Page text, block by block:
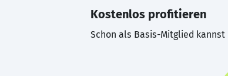
Kostenlos profitieren
Schon als Basis-Mitglied